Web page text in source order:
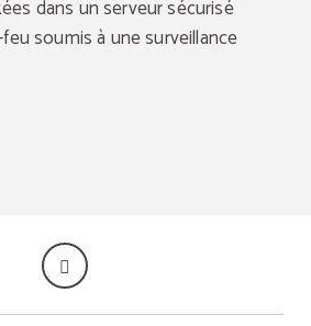
dans un serveur sécurisé
soumis à une surveillance